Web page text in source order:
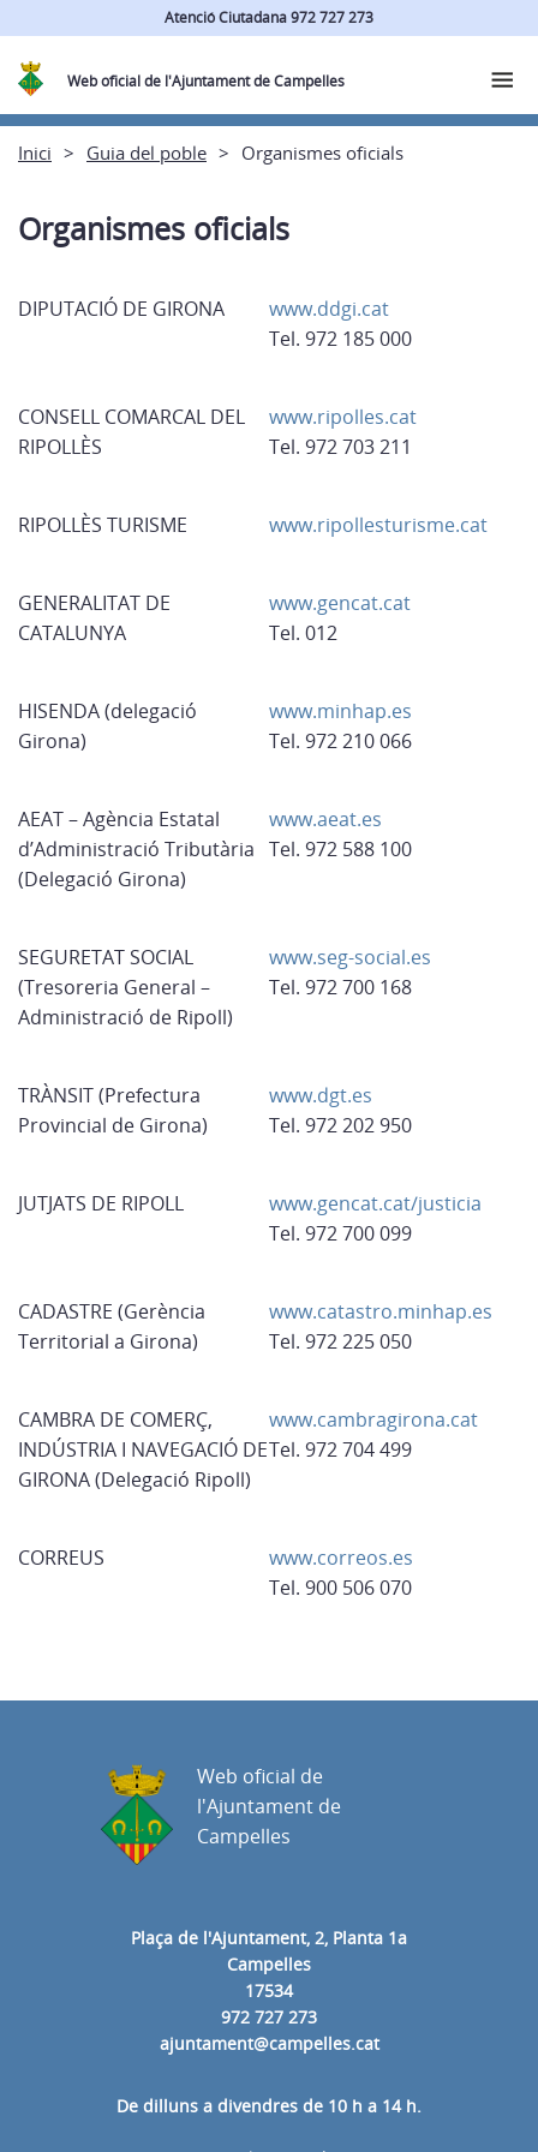
Atenció Ciutadana 972 727 273
Web oficial de l'Ajuntament de Campelles
Inici Guia del poble Organismes oficials
Organismes oficials
DIPUTACIÓ DE GIRONA
www.ddgi.cat
Tel. 972 185 000
CONSELL COMARCAL DEL
RIPOLLÈS
www.ripolles.cat
Tel. 972 703 211
RIPOLLÈS TURISME www.ripollesturisme.cat
GENERALITAT DE
CATALUNYA
www.gencat.cat
Tel. 012
HISENDA (delegació
Girona)
www.minhap.es
Tel. 972 210 066
AEAT – Agència Estatal
d’Administració Tributària
(Delegació Girona)
www.aeat.es
Tel. 972 588 100
SEGURETAT SOCIAL
(Tresoreria General –
Administració de Ripoll)
www.seg-social.es
Tel. 972 700 168
TRÀNSIT (Prefectura
Provincial de Girona)
www.dgt.es
Tel. 972 202 950
JUTJATS DE RIPOLL
www.gencat.cat/justicia
Tel. 972 700 099
CADASTRE (Gerència
Territorial a Girona)
www.catastro.minhap.es
Tel. 972 225 050
CAMBRA DE COMERÇ,
INDÚSTRIA I NAVEGACIÓ DE
GIRONA (Delegació Ripoll)
www.cambragirona.cat
Tel. 972 704 499
CORREUS
www.correos.es
Tel. 900 506 070
Plaça de l'Ajuntament, 2, Planta 1a
Campelles
17534
972 727 273
ajuntament@campelles.cat
De dilluns a divendres de 10 h a 14 h.
Web oficial de
l'Ajuntament de
Campelles